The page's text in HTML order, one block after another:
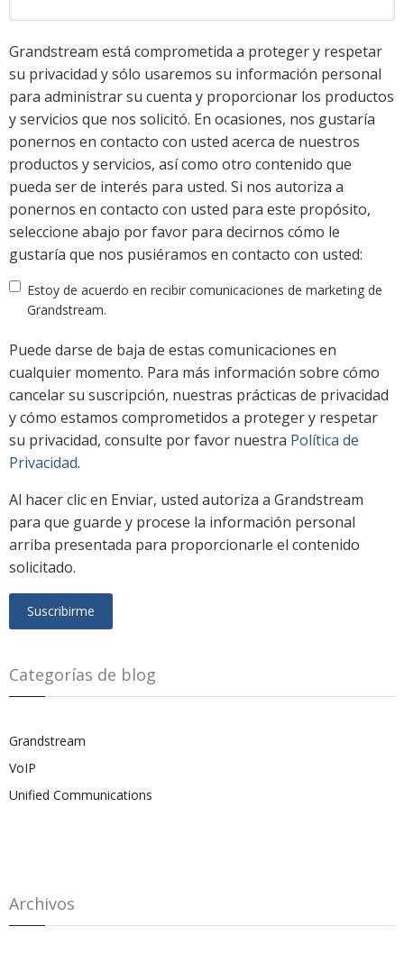
Grandstream está comprometida a proteger y respetar
su privacidad y sólo usaremos su información personal
para administrar su cuenta y proporcionar los productos
y servicios que nos solicitó. En ocasiones, nos gustaría
ponernos en contacto con usted acerca de nuestros
productos y servicios, así como otro contenido que
pueda ser de interés para usted. Si nos autoriza a
ponernos en contacto con usted para este propósito,
seleccione abajo por favor para decirnos cómo le
gustaría que nos pusiéramos en contacto con usted:
Estoy de acuerdo en recibir comunicaciones de marketing de
Grandstream.
Puede darse de baja de estas comunicaciones en
cualquier momento. Para más información sobre cómo
cancelar su suscripción, nuestras prácticas de privacidad
y cómo estamos comprometidos a proteger y respetar
su privacidad, consulte por favor nuestra Política de
Privacidad.
Al hacer clic en Enviar, usted autoriza a Grandstream
para que guarde y procese la información personal
arriba presentada para proporcionarle el contenido
solicitado.
Categorías de blog
Grandstream
VoIP
Unified Communications
Archivos